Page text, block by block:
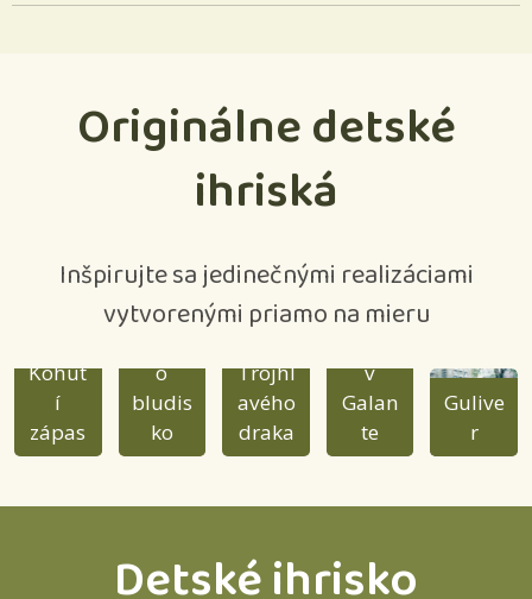
Originálne detské
ihriská
Inšpirujte sa jedinečnými realizáciami
vytvorenými priamo na mieru
Kohút
í
zápas
Kúzel
o
bludis
ko
Trojhl
avého
draka
v
Galan
te
Gulive
r
Detské ihrisko